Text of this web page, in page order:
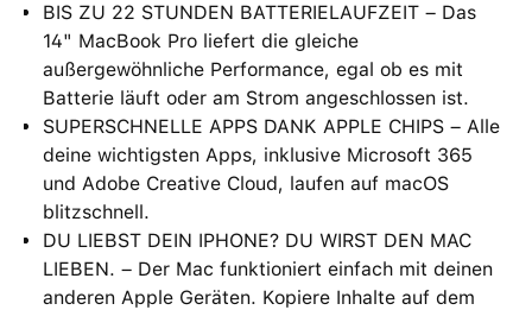
BIS ZU 22 STUNDEN BATTERIELAUFZEIT – Das
14" MacBook Pro liefert die gleiche
außergewöhnliche Performance, egal ob es mit
Batterie läuft oder am Strom angeschlossen ist.
SUPERSCHNELLE APPS DANK APPLE CHIPS – Alle
deine wichtigsten Apps, inklusive Microsoft 365
und Adobe Creative Cloud, laufen auf macOS
blitzschnell.
DU LIEBST DEIN IPHONE? DU WIRST DEN MAC
LIEBEN. – Der Mac funktioniert einfach mit deinen
anderen Apple Geräten. Kopiere Inhalte auf dem